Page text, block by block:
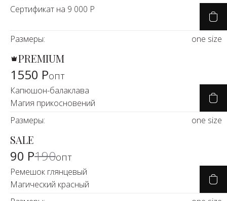
Сертификат на 9 000 Р
Размеры: one size
PREMIUM
1550 Ропт
Капюшон-балаклава
Магия прикосновений
Размеры:
one size
-53%
SALE
90 Р190опт
Ремешок глянцевый
Магический красный